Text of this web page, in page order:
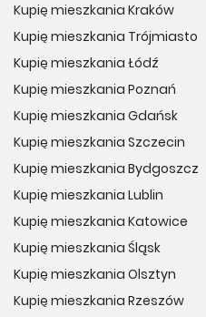
Kupię mieszkania Kraków
Kupię mieszkania Trójmiasto
Kupię mieszkania Łódź
Kupię mieszkania Poznań
Kupię mieszkania Gdańsk
Kupię mieszkania Szczecin
Kupię mieszkania Bydgoszcz
Kupię mieszkania Lublin
Kupię mieszkania Katowice
Kupię mieszkania Śląsk
Kupię mieszkania Olsztyn
Kupię mieszkania Rzeszów